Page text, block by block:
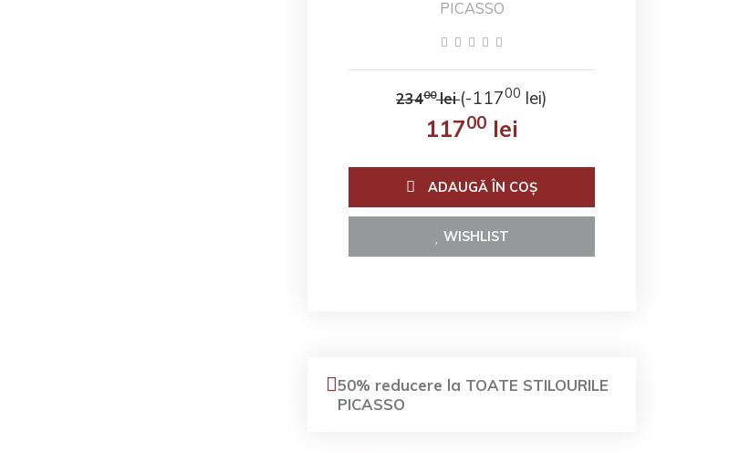
PICASSO
23400lei (-11700 lei)
11700 lei
ADAUGĂ ÎN COŞ
WISHLIST
50% reducere la TOATE STILOURILE
PICASSO